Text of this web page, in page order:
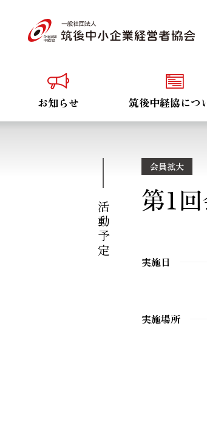
お知らせ 筑後中経協につ
活動予定
会員拡大
第1
実施日
実施場所